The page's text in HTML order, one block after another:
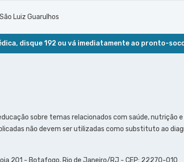
Luiz Guarulhos
disque 192 ou vá imediatamente ao pronto-
sobre temas relacionados com saúde,
não devem ser utilizadas como substituto ao
201 - Botafogo, Rio de Janeiro/RJ - CEP: 22270-010